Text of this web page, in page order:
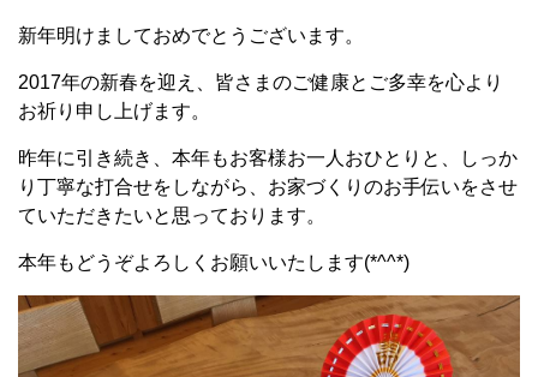
新年明けましておめでとうございます。
2017年の新春を迎え、皆さまのご健康とご多幸を心より
お祈り申し上げます。
昨年に引き続き、本年もお客様お一人おひとりと、しっか
り丁寧な打合せをしながら、お家づくりのお手伝いをさせ
ていただきたいと思っております。
本年もどうぞよろしくお願いいたします(*^^*)